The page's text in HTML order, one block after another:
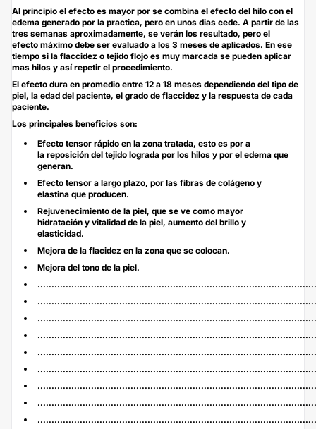
Al principio el efecto es mayor por se combina el efecto del hilo con el
edema generado por la practica, pero en unos dias cede. A partir de las
tres semanas aproximadamente, se verán los resultado, pero el
efecto máximo debe ser evaluado a los 3 meses de aplicados. En ese
tiempo si la flaccidez o tejido flojo es muy marcada se pueden aplicar
mas hilos y así repetir el procedimiento.
El efecto dura en promedio entre 12 a 18 meses dependiendo del tipo de
piel, la edad del paciente, el grado de flaccidez y la respuesta de cada
paciente.
Los principales beneficios son:
Efecto tensor rápido en la zona tratada, esto es por a
la reposición del tejido lograda por los hilos y por el edema que
generan.
Efecto tensor a largo plazo, por las fibras de colágeno y
elastina que producen.
Rejuvenecimiento de la piel, que se ve como mayor
hidratación y vitalidad de la piel, aumento del brillo y
elasticidad.
Mejora de la flacidez en la zona que se colocan.
Mejora del tono de la piel.
.